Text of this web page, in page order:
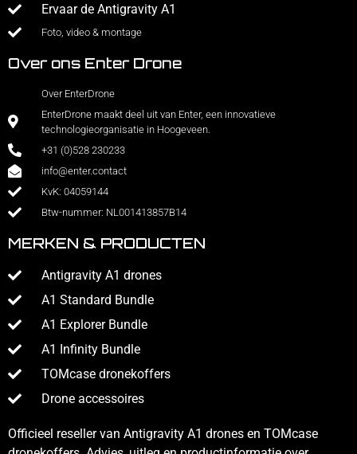
Ervaar de Antigravity A1
Foto, video & montage
Over ons Enter Drone
Over EnterDrone
EnterDrone maakt deel uit van Enter, een innovatieve
technologieorganisatie in Hoogeveen.
+31 (0)528 230233
info@enter.contact
KvK: 04059144
Btw-nummer: NL001413857B14
MERKEN & PRODUCTEN
Antigravity A1 drones
A1 Standard Bundle
A1 Explorer Bundle
A1 Infinity Bundle
TOMcase dronekoffers
Drone accessoires
Officieel reseller van Antigravity A1 drones en TOMcase